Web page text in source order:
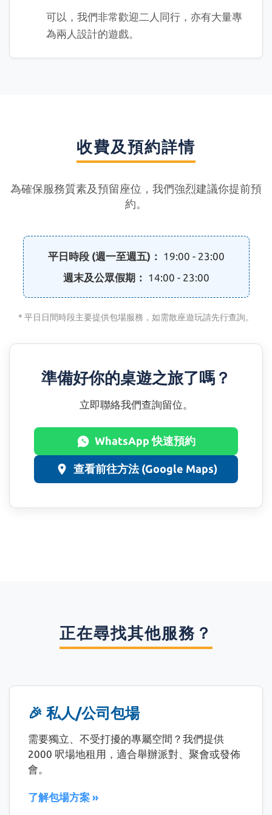
可以，我們非常歡迎二人同行，亦有大量專
為兩人設計的遊戲。
收費及預約詳情
為確保服務質素及預留座位，我們強烈建議你提前預
約。
平日時段 (週一至週五)： 19:00 - 23:00
週末及公眾假期： 14:00 - 23:00
* 平日日間時段主要提供包場服務，如需散座遊玩請先行查詢。
準備好你的桌遊之旅了嗎？
立即聯絡我們查詢留位。
WhatsApp 快速預約
查看前往方法 (Google Maps)
正在尋找其他服務？
🎉 私人/公司包場
需要獨立、不受打擾的專屬空間？我們提供
2000 呎場地租用，適合舉辦派對、聚會或發佈
會。
了解包場方案 »